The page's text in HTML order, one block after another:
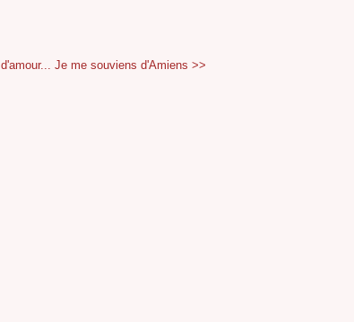
Je me souviens d'Amiens >>